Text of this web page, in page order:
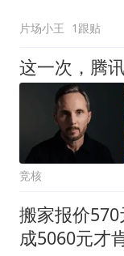
片场小王 1跟贴
这一次，腾
竞核
搬家报价
成5060元才